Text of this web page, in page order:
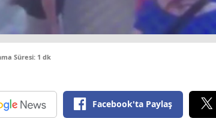
Elazığ
Erzincan
Gaziantep
Süresi: 1 dk
Facebook'ta Paylaş